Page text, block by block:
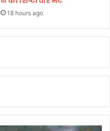
18 hours ago